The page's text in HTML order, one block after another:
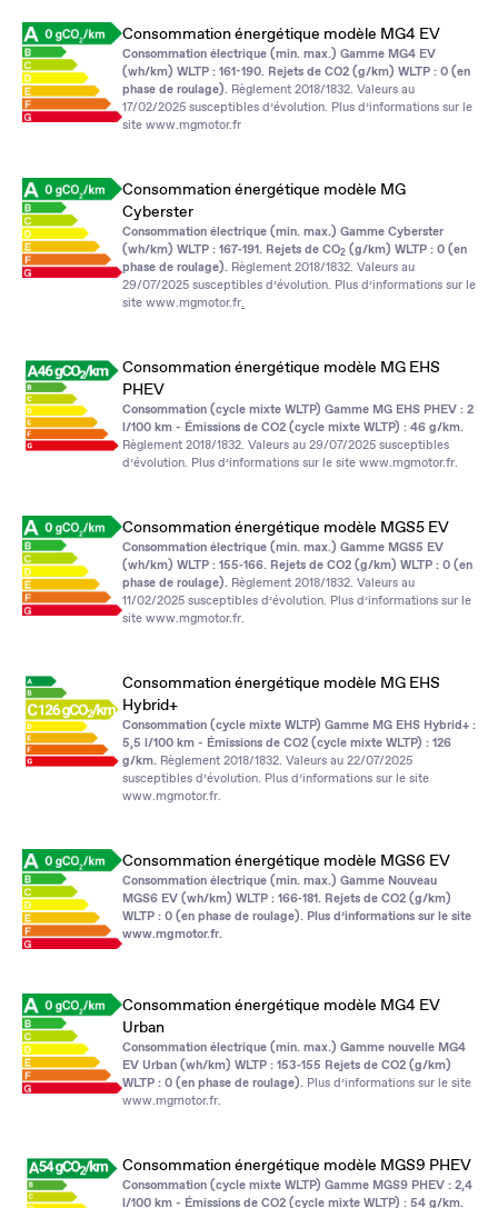
Consommation énergétique modèle MG4 EV
Consommation électrique (min. max.) Gamme MG4 EV
(wh/km) WLTP : 161-190. Rejets de CO2 (g/km) WLTP : 0 (en
phase de roulage). Règlement 2018/1832. Valeurs au
17/02/2025 susceptibles d’évolution. Plus d’informations sur le
site www.mgmotor.fr
Consommation énergétique modèle MG
Cyberster
Consommation électrique (min. max.) Gamme Cyberster
(wh/km) WLTP : 167‑191. Rejets de CO2 (g/km) WLTP : 0 (en
phase de roulage). Règlement 2018/1832. Valeurs au
29/07/2025 susceptibles d’évolution. Plus d’informations sur le
site www.mgmotor.fr.
Consommation énergétique modèle MG EHS
PHEV
Consommation (cycle mixte WLTP) Gamme MG EHS PHEV : 2
l/100 km - Émissions de CO2 (cycle mixte WLTP) : 46 g/km.
Règlement 2018/1832. Valeurs au 29/07/2025 susceptibles
d’évolution. Plus d’informations sur le site www.mgmotor.fr.
Consommation énergétique modèle MGS5 EV
Consommation électrique (min. max.) Gamme MGS5 EV
(wh/km) WLTP : 155‑166. Rejets de CO2 (g/km) WLTP : 0 (en
phase de roulage). Règlement 2018/1832. Valeurs au
11/02/2025 susceptibles d’évolution. Plus d’informations sur le
site www.mgmotor.fr.
Consommation énergétique modèle MG EHS
Hybrid+
Consommation (cycle mixte WLTP) Gamme MG EHS Hybrid+ :
5,5 l/100 km - Émissions de CO2 (cycle mixte WLTP) : 126
g/km. Règlement 2018/1832. Valeurs au 22/07/2025
susceptibles d’évolution. Plus d’informations sur le site
www.mgmotor.fr.
Consommation énergétique modèle MGS6 EV
Consommation électrique (min. max.) Gamme Nouveau
MGS6 EV (wh/km) WLTP : 166‑181. Rejets de CO2 (g/km)
WLTP : 0 (en phase de roulage). Plus d’informations sur le site
www.mgmotor.fr.
Consommation énergétique modèle MG4 EV
Urban
Consommation électrique (min. max.) Gamme nouvelle MG4
EV Urban (wh/km) WLTP : 153‑155 Rejets de CO2 (g/km)
WLTP : 0 (en phase de roulage). Plus d’informations sur le site
www.mgmotor.fr.
Consommation énergétique modèle MGS9 PHEV
Consommation (cycle mixte WLTP) Gamme MGS9 PHEV : 2,4
l/100 km - Émissions de CO2 (cycle mixte WLTP) : 54 g/km.